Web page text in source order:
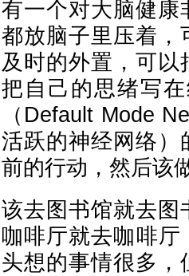
有一个对大脑健康
都放脑子里压着，
及时的外置，可
把自己的思绪写
（Default Mode
活跃的神经网络）
前的行动，然后该
该去图书馆就去图
咖啡厅就去咖啡
头想的事情很多